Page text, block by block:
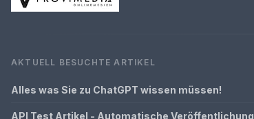
AKTUELL BESUCHTE ARTIKEL
Alles was Sie zu ChatGPT wissen müssen!
API Test Artikel - Automatische Veröffentlichung